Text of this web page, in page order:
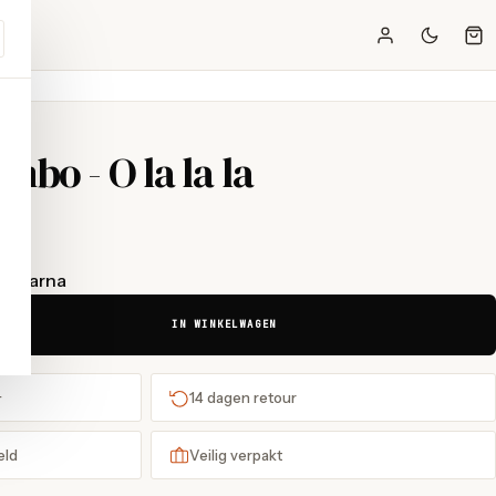
- O la la la
Klarna
IN WINKELWAGEN
14 dagen retour
Veilig verpakt